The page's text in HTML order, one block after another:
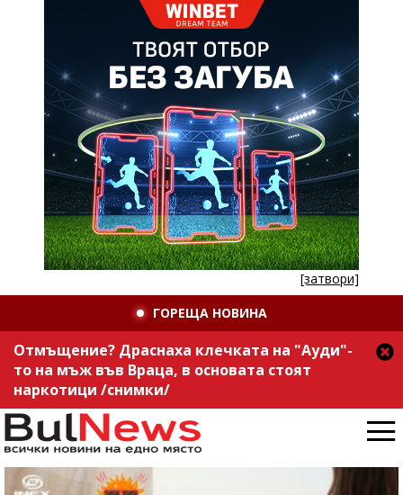
[затвори]
ГОРЕЩА НОВИНА
Отмъщение? Драснаха клечката на "Ауди"-
то на мъж във Враца, в основата стоят
наркотици /снимки/